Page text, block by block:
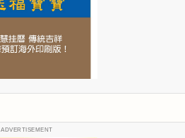
ADVERTISEMENT